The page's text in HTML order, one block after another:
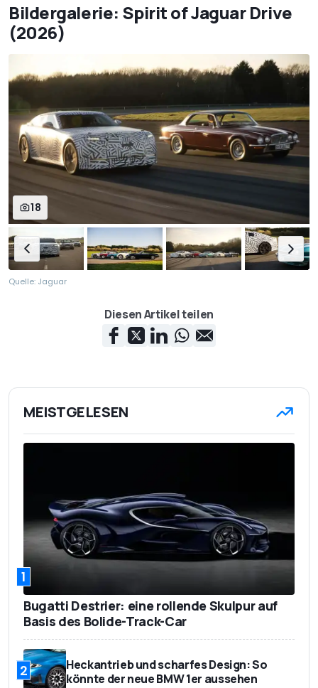
Bildergalerie: Spirit of Jaguar Drive
(2026)
18
Quelle: Jaguar
Diesen Artikel teilen
MEISTGELESEN
1
Bugatti Destrier: eine rollende Skulpur auf
Basis des Bolide-Track-Car
2
Heckantrieb und scharfes Design: So
könnte der neue BMW 1er aussehen